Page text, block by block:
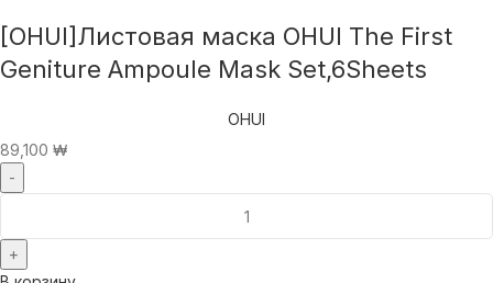
[OHUI]Листовая маска OHUI The First
Geniture Ampoule Mask Set,6Sheets
OHUI
89,100 ₩